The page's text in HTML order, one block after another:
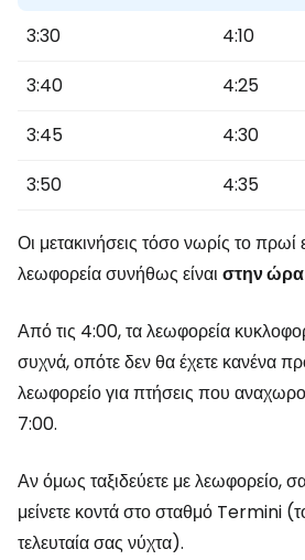
3:30
4:10
3:40
4:25
3:45
4:30
3:50
4:35
Οι μετακινήσεις τόσο νωρίς το πρωί
λεωφορεία συνήθως είναι στην ώρα
Από τις 4:00, τα λεωφορεία
συχνά, οπότε δεν θα έχετε κανένα
λεωφορείο για πτήσεις που
7:00.
Αν όμως ταξιδεύετε με λεωφορείο,
μείνετε κοντά στο σταθμό Termini
τελευταία σας νύχτα).